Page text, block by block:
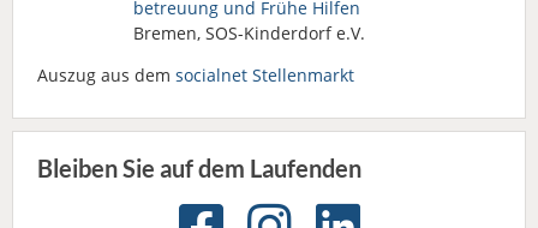
betreuung und Frühe Hilfen
Bremen, SOS-Kinderdorf e.V.
Auszug aus dem socialnet Stellenmarkt
Bleiben Sie auf dem Laufenden